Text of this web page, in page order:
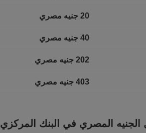
20 جنيه مصري
40 جنيه مصري
202 جنيه مصري
403 جنيه مصري
الجنيه المصري في البنك المركزي